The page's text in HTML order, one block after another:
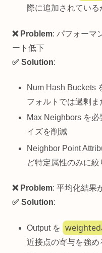
際に追加されている
❌ Problem: パフォーマ
ート低下
✅ Solution:
Num Hash Buckets
フォルトでは過剰
Max Neighbors を
イズを削減
Neighbor Point
ど特定属性のみに絞
❌ Problem: 平均化結果
✅ Solution:
Output を
近接点の寄与を強め